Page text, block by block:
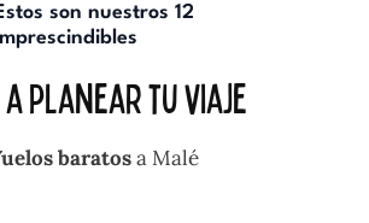
son nuestros 12
a planear tu viaje
baratosa Malé